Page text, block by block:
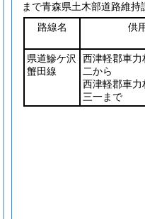
まで青森県土木部道路維持
路線名
供
県道鰺ケ沢
蟹田線
西津軽郡車
二から
西津軽郡車
三一まで